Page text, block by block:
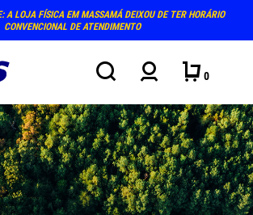
A LOJA FÍSICA EM MASSAMÁ DEIXOU DE TER HORÁRIO
CONVENCIONAL DE ATENDIMENTO
0